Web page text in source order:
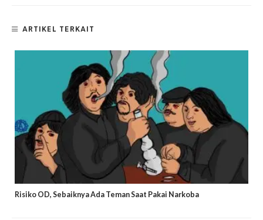
ARTIKEL TERKAIT
Risiko OD, Sebaiknya Ada Teman Saat Pakai Narkoba